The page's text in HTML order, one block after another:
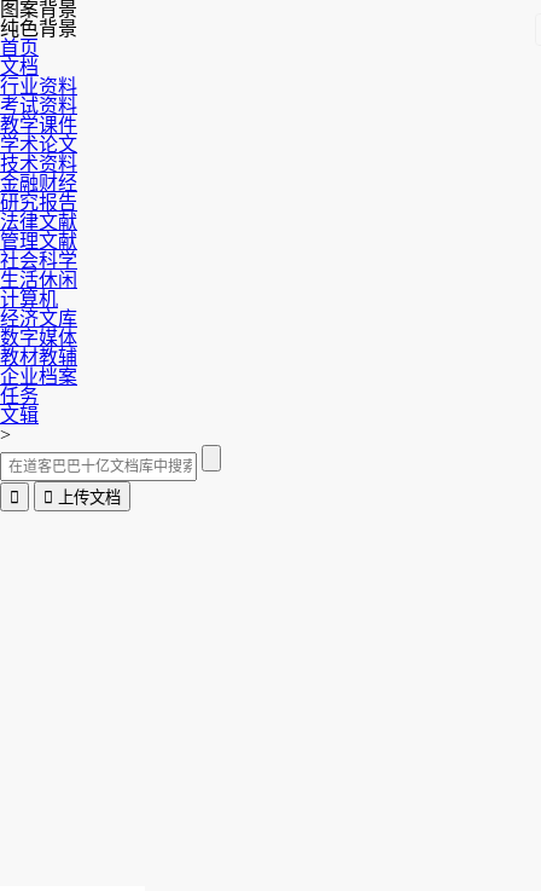
图案背景
纯色背景
首页
文档
行业资料
考试资料
教学课件
学术论文
技术资料
金融财经
研究报告
法律文献
管理文献
社会科学
生活休闲
计算机
经济文库
数字媒体
教材教辅
企业档案
任务
文辑
>
  上传文档